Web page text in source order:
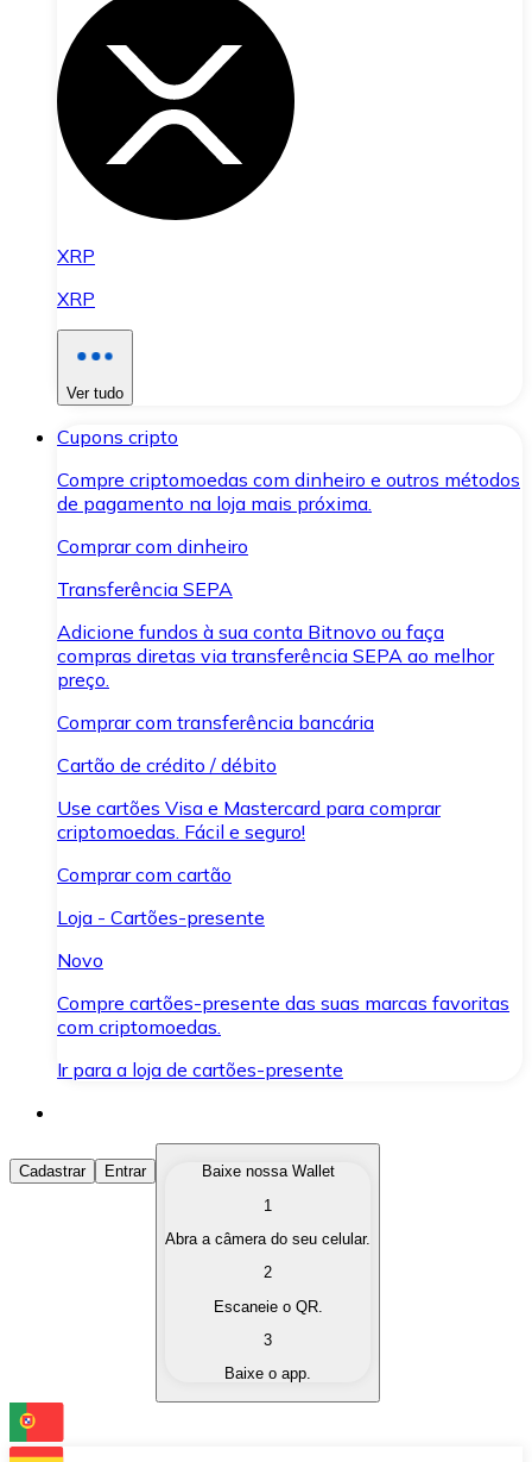
XRP
XRP
Ver tudo
Cupons cripto
Compre criptomoedas com dinheiro e outros métodos
de pagamento na loja mais próxima.
Comprar com dinheiro
Transferência SEPA
Adicione fundos à sua conta Bitnovo ou faça
compras diretas via transferência SEPA ao melhor
preço.
Comprar com transferência bancária
Cartão de crédito / débito
Use cartões Visa e Mastercard para comprar
criptomoedas. Fácil e seguro!
Comprar com cartão
Loja - Cartões-presente
Novo
Compre cartões-presente das suas marcas favoritas
com criptomoedas.
Ir para a loja de cartões-presente
Comprar Criptomoedas
Compre as criptomoedas de seu interesse de forma
Converta suas criptomoedas em moeda fiduciária
Troque uma criptomoeda por outra
Cadastrar Entrar
Baixe nossa Wallet
1
Abra a câmera do seu celular.
2
Escaneie o QR.
3
Baixe o app.